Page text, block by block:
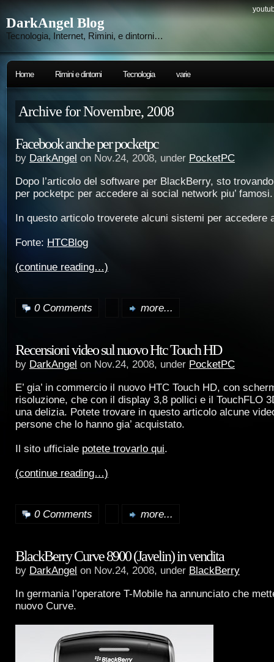
DarkAngel Blog
Tecnologia, Internet, Rimini, e dintorni…
Home Rimini e dintorni Tecnologia varie
Archive for Novembre, 2008
Facebook anche per pocketpc
by DarkAngel on Nov.24, 2008, under PocketPC
Dopo l’articolo del software per BlackBerry, sto
per pocketpc per accedere ai social network piu’ famosi.
In questo articolo troverete alcuni sistemi per accedere
Fonte: HTCBlog
(continue reading…)
0 Comments more...
Recensioni video sul nuovo Htc Touch HD
by DarkAngel on Nov.24, 2008, under PocketPC
E’ gia’ in commercio il nuovo HTC Touch HD, con
risoluzione, che con il display 3,8 pollici e il TouchFLO
una delizia. Potete trovare in questo articolo alcune
persone che lo hanno gia’ acquistato.
Il sito ufficiale potete trovarlo qui.
(continue reading…)
0 Comments more...
BlackBerry Curve 8900 (Javelin) in vendita
by DarkAngel on Nov.24, 2008, under BlackBerry
In germania l’operatore T-Mobile ha annunciato che
nuovo Curve.